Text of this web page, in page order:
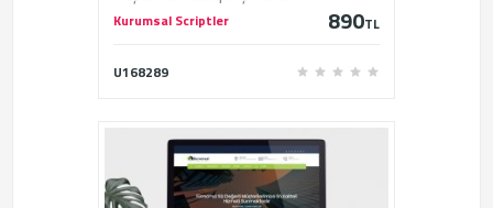
verebilirsiniz.
Kurumsal Scriptler 890TL
U168289